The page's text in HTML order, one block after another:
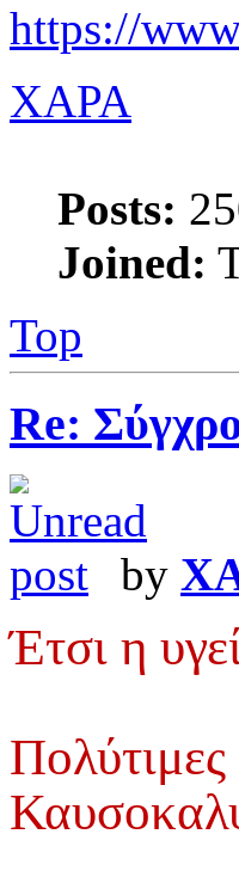
https://
XAPA
Posts:
Joined:
Top
Re:
by
Έτσι η